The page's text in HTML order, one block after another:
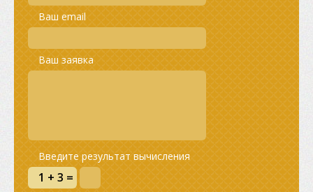
Ваш email
Ваш заявка
Введите результат вычисления